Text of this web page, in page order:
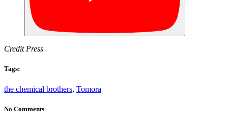
Credit Press
Tags:
the chemical brothers, Tomora
No Comments